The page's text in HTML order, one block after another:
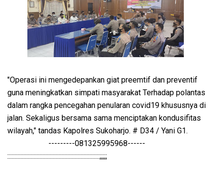
"Operasi ini mengedepankan giat preemtif dan preventif
guna meningkatkan simpati masyarakat Terhadap polantas
dalam rangka pencegahan penularan covid19 khususnya di
jalan. Sekaligus bersama sama menciptakan kondusifitas
wilayah," tandas Kapolres Sukoharjo. # D34 / Yani G1.
---------081325995968------
:::::::::::::::::::::::::::::::::::::::::::::::::::::::::::::::;;;;;